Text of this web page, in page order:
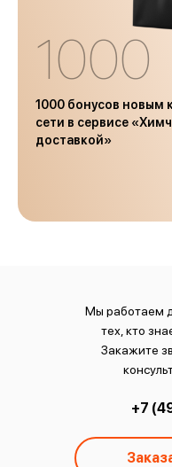
1000
1000 бонусов новым
сети в сервисе
доставкой»
Мы работаем
тех, кто
Закажите
+7